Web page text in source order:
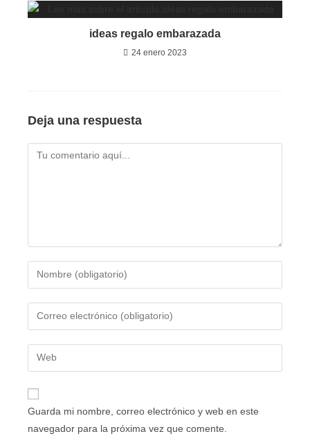
ideas regalo embarazada
24 enero 2023
Deja una respuesta
Guarda mi nombre, correo electrónico y web en este
navegador para la próxima vez que comente.